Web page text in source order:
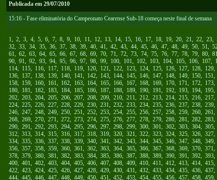
Publicada em 29/07/2010
15:16 - Fase eliminatória do Campeonato Cearense Sub-18 começa neste final de semana
1, 2, 3, 4, 5, 6, 7, 8, 9, 10, 11, 12, 13, 14, 15, 16, 17, 18, 19, 20, 21, 22, 23,
32, 33, 34, 35, 36, 37, 38, 39, 40, 41, 42, 43, 44, 45, 46, 47, 48, 49, 50, 51,
61, 62, 63, 64, 65, 66, 67, 68, 69, 70, 71, 72, 73, 74, 75, 76, 77, 78, 79, 80,
90, 91, 92, 93, 94, 95, 96, 97, 98, 99, 100, 101, 102, 103, 104, 105, 106, 107,
114, 115, 116, 117, 118, 119, 120, 121, 122, 123, 124, 125, 126, 127, 128, 129
136, 137, 138, 139, 140, 141, 142, 143, 144, 145, 146, 147, 148, 149, 150, 151
158, 159, 160, 161, 162, 163, 164, 165, 166, 167, 168, 169, 170, 171, 172, 173
180, 181, 182, 183, 184, 185, 186, 187, 188, 189, 190, 191, 192, 193, 194, 195
202, 203, 204, 205, 206, 207, 208, 209, 210, 211, 212, 213, 214, 215, 216, 217
224, 225, 226, 227, 228, 229, 230, 231, 232, 233, 234, 235, 236, 237, 238, 239
246, 247, 248, 249, 250, 251, 252, 253, 254, 255, 256, 257, 258, 259, 260, 261
268, 269, 270, 271, 272, 273, 274, 275, 276, 277, 278, 279, 280, 281, 282, 283
290, 291, 292, 293, 294, 295, 296, 297, 298, 299, 300, 301, 302, 303, 304, 305
312, 313, 314, 315, 316, 317, 318, 319, 320, 321, 322, 323, 324, 325, 326, 327
334, 335, 336, 337, 338, 339, 340, 341, 342, 343, 344, 345, 346, 347, 348, 349
356, 357, 358, 359, 360, 361, 362, 363, 364, 365, 366, 367, 368, 369, 370, 371
378, 379, 380, 381, 382, 383, 384, 385, 386, 387, 388, 389, 390, 391, 392, 393
400, 401, 402, 403, 404, 405, 406, 407, 408, 409, 410, 411, 412, 413, 414, 415
422, 423, 424, 425, 426, 427, 428, 429, 430, 431, 432, 433, 434, 435, 436, 437
444, 445, 446, 447, 448, 449, 450, 451, 452, 453, 454, 455, 456, 457, 458, 459